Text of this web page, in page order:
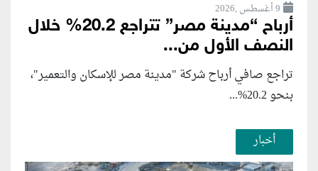
9 أغسطس ,2026
أرباح “مدينة مصر” تتراجع 20.2% خلال
النصف الأول من...
تراجع صافي أرباح شركة "مدينة مصر للإسكان والتعمير"،
بنحو 20.2%...
أخبار